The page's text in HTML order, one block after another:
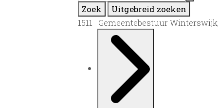
Zoek
Uitgebreid zoeken
1511 Gemeentebestuur